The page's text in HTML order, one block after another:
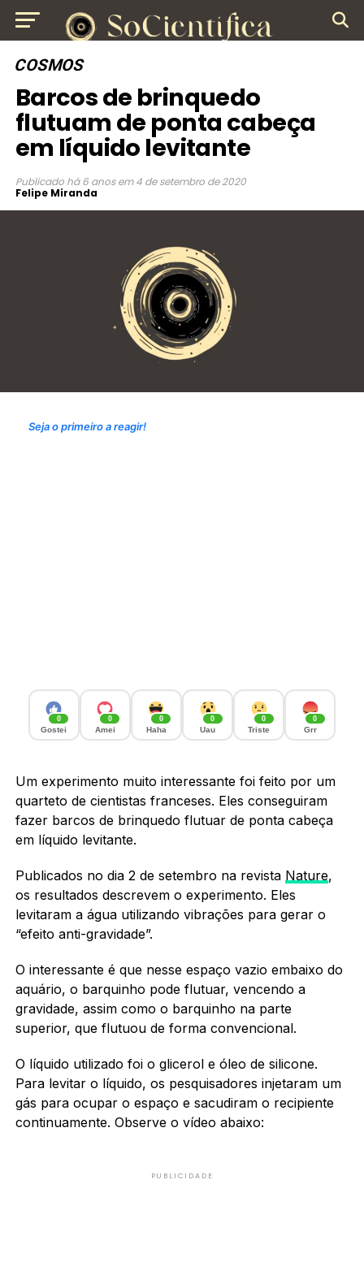
COSMOS
Barcos de brinquedo
flutuam de ponta cabeça
em líquido levitante
Publicado há 6 anos em 4 de setembro de 2020
Felipe Miranda
Seja o primeiro a reagir!
0
Gostei
0
Amei
0
Haha
0
Uau
0
Triste
0
Grr
Um experimento muito interessante foi feito por um
quarteto de cientistas franceses. Eles conseguiram
fazer barcos de brinquedo flutuar de ponta cabeça
em líquido levitante.
Publicados no dia 2 de setembro na revista Nature,
os resultados descrevem o experimento. Eles
levitaram a água utilizando vibrações para gerar o
“efeito anti-gravidade”.
O interessante é que nesse espaço vazio embaixo do
aquário, o barquinho pode flutuar, vencendo a
gravidade, assim como o barquinho na parte
superior, que flutuou de forma convencional.
O líquido utilizado foi o glicerol e óleo de silicone.
Para levitar o líquido, os pesquisadores injetaram um
gás para ocupar o espaço e sacudiram o recipiente
continuamente. Observe o vídeo abaixo:
PUBLICIDADE